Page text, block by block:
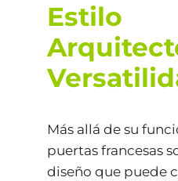
Estilo
Más allá de su
puertas francesas
diseño que puede